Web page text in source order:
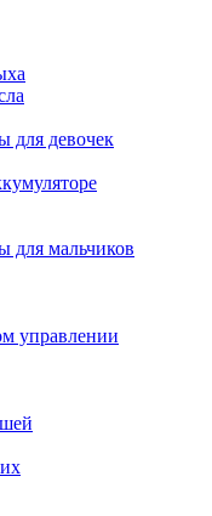
для девочек
для мальчиков
управлении